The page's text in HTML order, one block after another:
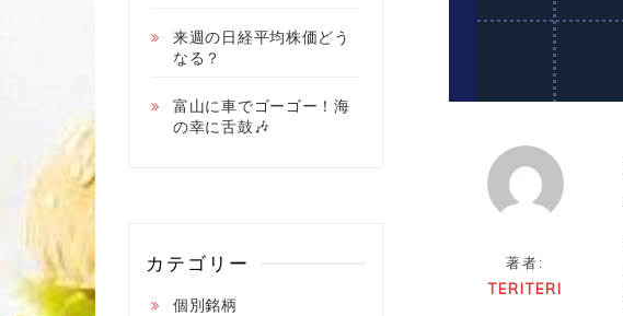
著者:
TERITERI
来週の日経平均株価どう
なる？
富山に車でゴーゴー！海
の幸に舌鼓🎶
カテゴリー
個別銘柄